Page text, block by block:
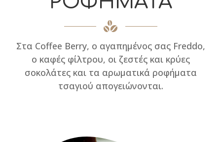
Στα Coffee Berry, ο αγαπημένος σας Freddo,
o καφές φίλτρου, οι ζεστές και κρύες
σοκολάτες και τα αρωματικά ροφήματα
τσαγιού απογειώνονται.